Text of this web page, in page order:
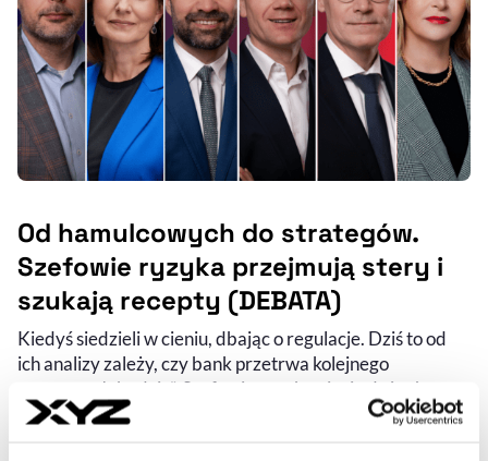
Od hamulcowych do strategów.
Szefowie ryzyka przejmują stery i
szukają recepty (DEBATA)
Kiedyś siedzieli w cieniu, dbając o regulacje. Dziś to od
ich analizy zależy, czy bank przetrwa kolejnego
„czarnego łabędzia”. Szefowie ryzyka pięciu dużych
banków w Polsce spotkali się w redakcji XYZ, by ocenić